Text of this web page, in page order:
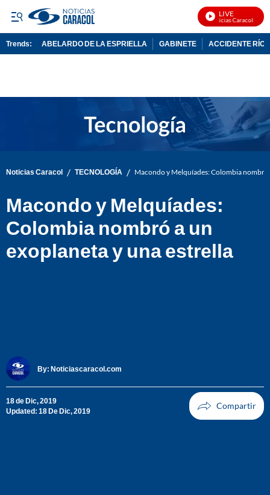
LIVE
Noticias Caracol En
Trends: ABELARDO DE LA ESPRIELLA GABINETE ACCIDENTE RÍO
Noticias Caracol / TECNOLOGÍA / Macondo y Melquíades: Colombia nombró
Macondo y Melquíades:
Colombia nombró a un
exoplaneta y una estrella
By: Noticiascaracol.com
18 de Dic, 2019
Updated: 18 De Dic, 2019